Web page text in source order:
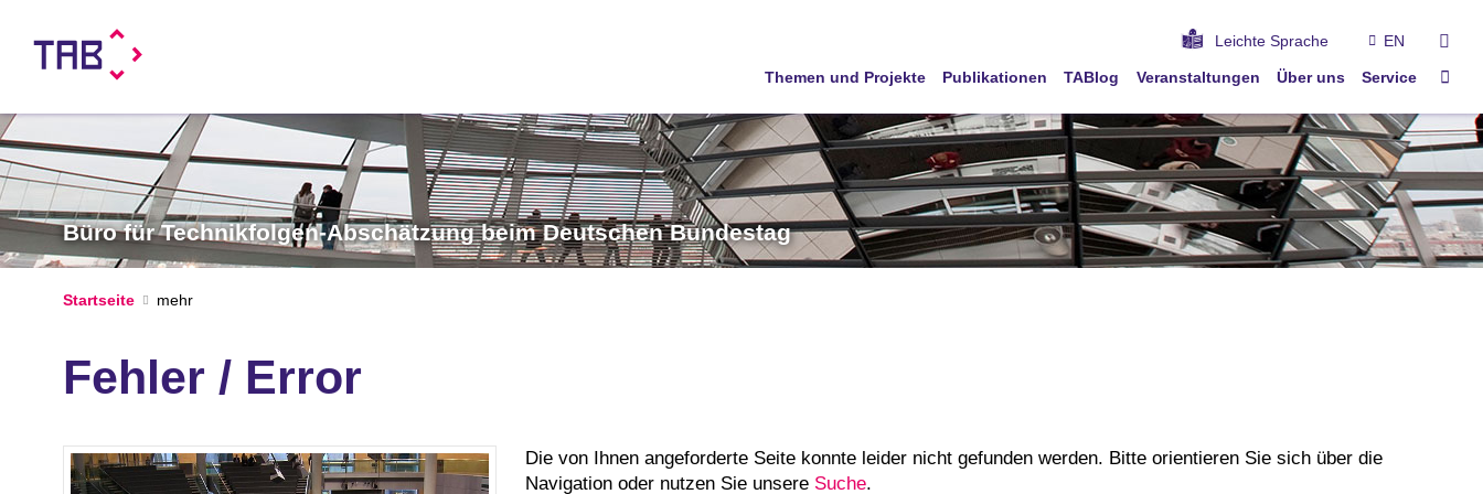
Leichte Sprache EN
Themen und Projekte Publikationen TABlog Veranstaltungen Über uns Service
Büro für Technikfolgen-Abschätzung beim Deutschen Bundestag
Startseite
Fehler / Error
Die von Ihnen angeforderte Seite konnte leider nicht gefunden werden. Bitte orientieren Sie sich über die
Navigation oder nutzen Sie unsere Suche.